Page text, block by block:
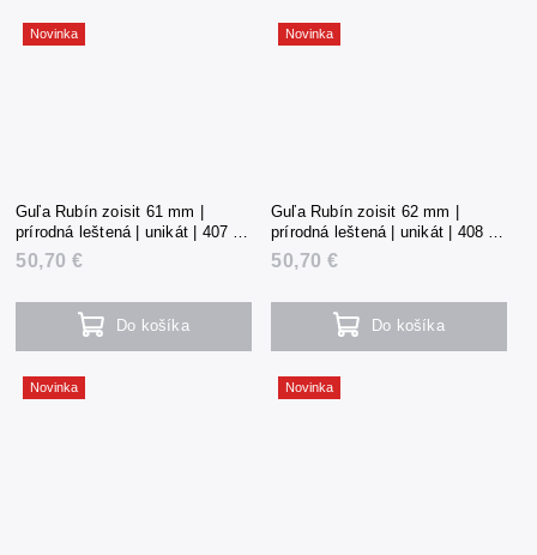
Novinka
Guľa Rubín zoisit 61 mm |
prírodná leštená | unikát | 407 g |
Tanzánia
50,70 €
Do košíka
Novinka
Guľa Rubín zoisit 62 mm |
prírodná leštená | unikát | 408 g |
Tanzánia
50,70 €
Do košíka
Novinka Novinka